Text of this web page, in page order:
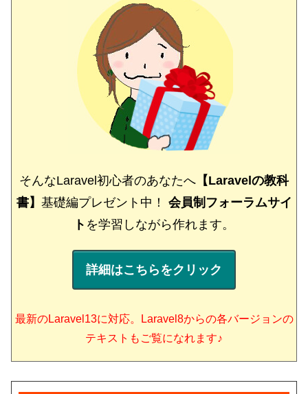
そんなLaravel初心者のあなたへ 【Laravelの教科
書】 基礎編プレゼント中！ 会員制フォーラムサイ
ト を学習しながら作れます。
詳細はこちらをクリック
最新のLaravel13に対応。Laravel8からの各バージョンの
テキストもご覧になれます♪